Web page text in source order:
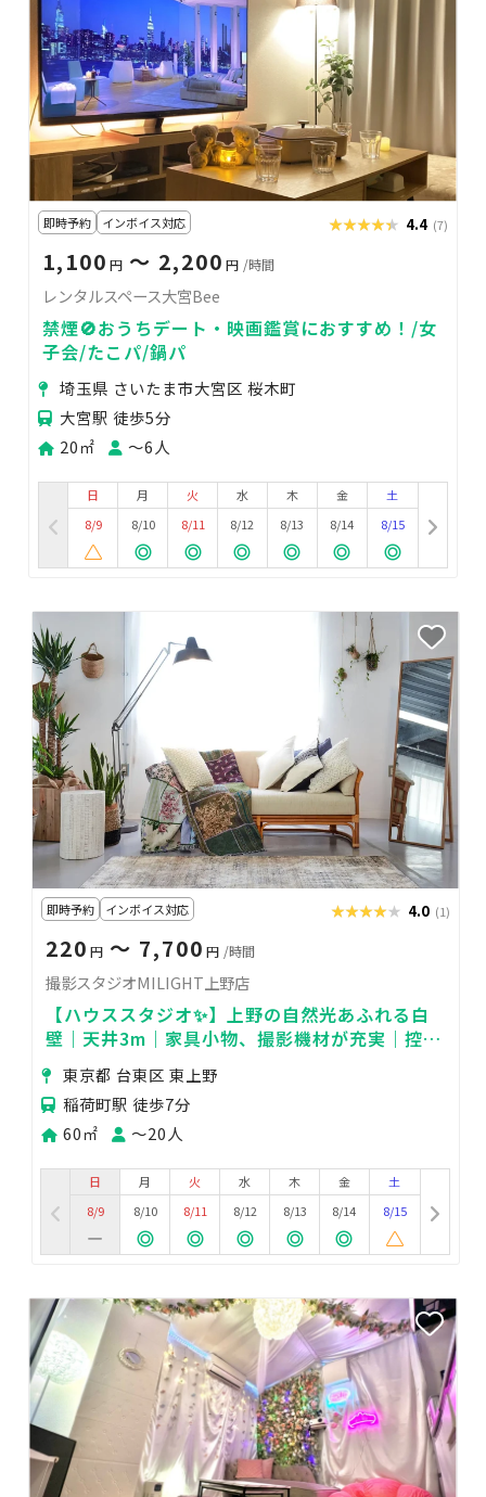
即時予約 インボイス対応 ★★★★★
★★★★★ 4.4 (7)
1,100 円 〜 2,200 円 /時間
レンタルスペース大宮Bee
禁煙🚫おうちデート・映画鑑賞におすすめ！/女
子会/たこパ/鍋パ
埼玉県 さいたま市大宮区 桜木町
大宮駅 徒歩5分
20㎡
〜6人
日
8/9
月
8/10
火
8/11
水
8/12
木
8/13
金
8/14
土
8/15
即時予約 インボイス対応 ★★★★★
★★★★★ 4.0 (1)
220 円〜 7,700 円 /時間
撮影スタジオMILIGHT上野店
【ハウススタジオ✨】上野の自然光あふれる白
壁｜天井3m｜家具小物、撮影機材が充実｜控
室・メイクルーム完備
東京都 台東区 東上野
稲荷町駅 徒歩7分
60㎡
〜20人
日
8/9
月
8/10
火
8/11
水
8/12
木
8/13
金
8/14
土
8/15